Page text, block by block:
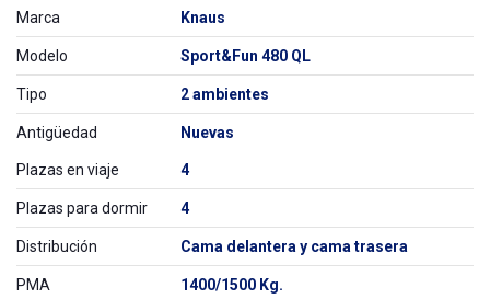
Marca Knaus
Modelo Sport&Fun 480 QL
Tipo 2 ambientes
Antigüedad Nuevas
Plazas en viaje 4
Plazas para dormir 4
Distribución Cama delantera y cama trasera
PMA 1400/1500 Kg.